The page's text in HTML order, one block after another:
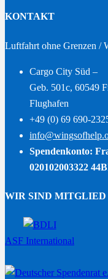
KONTAKT
Luftfahrt ohne Grenzen /
Cargo City Süd –
Geb. 501c, 60549
Flughafen
+49 (0) 69 690-
Spendenkonto:
020102003322 44
WIR SIND MITGLIED
ASF International